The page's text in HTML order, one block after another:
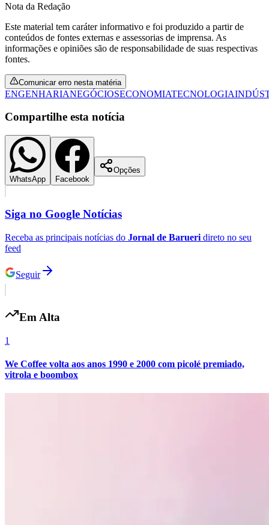
Santos
Nota da Redação
Este material tem caráter informativo e foi produzido a partir de
conteúdos de fontes externas e assessorias de imprensa. As
informações e opiniões são de responsabilidade de suas respectivas
fontes.
Comunicar erro nesta matéria
ENGENHARIANEGÓCIOSECONOMIATECNOLOGIA
Compartilhe esta notícia
WhatsApp Facebook
Opções
Siga no Google Notícias
Receba as principais notícias do Jornal de Barueri direto no seu
feed
Seguir
Em Alta
1
We Coffee volta aos anos 1990 e 2000 com picolé premiado,
vitrola e boombox